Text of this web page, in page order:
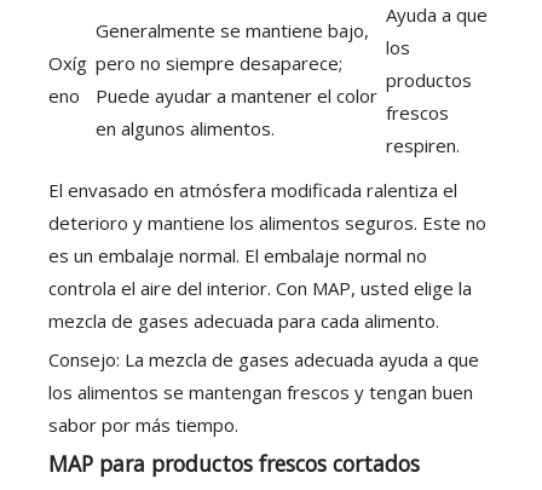
Oxíg
eno
Generalmente se mantiene bajo,
pero no siempre desaparece;
Puede ayudar a mantener el color
en algunos alimentos.
Ayuda a que
los
productos
frescos
respiren.
El envasado en atmósfera modificada ralentiza el
deterioro y mantiene los alimentos seguros. Este no
es un embalaje normal. El embalaje normal no
controla el aire del interior. Con MAP, usted elige la
mezcla de gases adecuada para cada alimento.
Consejo: La mezcla de gases adecuada ayuda a que
los alimentos se mantengan frescos y tengan buen
sabor por más tiempo.
MAP para productos frescos cortados